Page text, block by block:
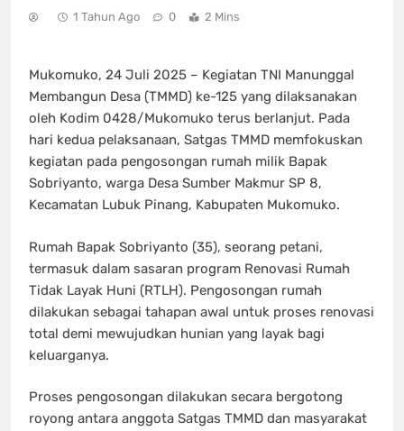
1 Tahun Ago 0 2 Mins
Mukomuko, 24 Juli 2025 – Kegiatan TNI Manunggal
Membangun Desa (TMMD) ke-125 yang dilaksanakan
oleh Kodim 0428/Mukomuko terus berlanjut. Pada
hari kedua pelaksanaan, Satgas TMMD memfokuskan
kegiatan pada pengosongan rumah milik Bapak
Sobriyanto, warga Desa Sumber Makmur SP 8,
Kecamatan Lubuk Pinang, Kabupaten Mukomuko.
Rumah Bapak Sobriyanto (35), seorang petani,
termasuk dalam sasaran program Renovasi Rumah
Tidak Layak Huni (RTLH). Pengosongan rumah
dilakukan sebagai tahapan awal untuk proses renovasi
total demi mewujudkan hunian yang layak bagi
keluarganya.
Proses pengosongan dilakukan secara bergotong
royong antara anggota Satgas TMMD dan masyarakat